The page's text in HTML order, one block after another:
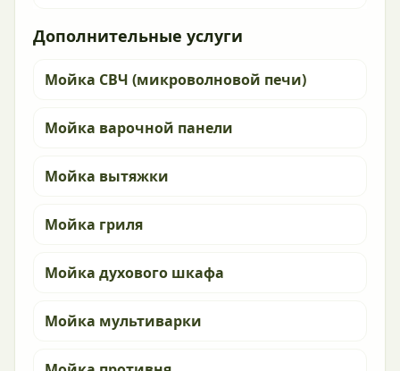
Дополнительные услуги
Мойка СВЧ (микроволновой печи)
Мойка варочной панели
Мойка вытяжки
Мойка гриля
Мойка духового шкафа
Мойка мультиварки